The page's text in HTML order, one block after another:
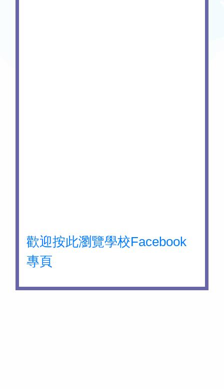
歡迎按此瀏覽學校Facebook
專頁